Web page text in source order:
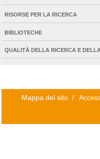
RISORSE PER LA RICERCA
BIBLIOTECHE
QUALITÀ DELLA RICERCA E
Mappa del sito /